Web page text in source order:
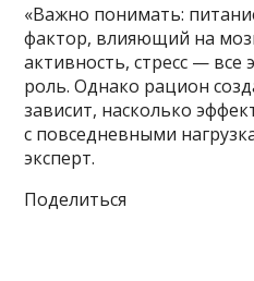
«Важно понимать:
фактор, влияющий на
активность, стресс —
роль. Однако рацион
зависит, насколько
с повседневными
эксперт.
Поделиться